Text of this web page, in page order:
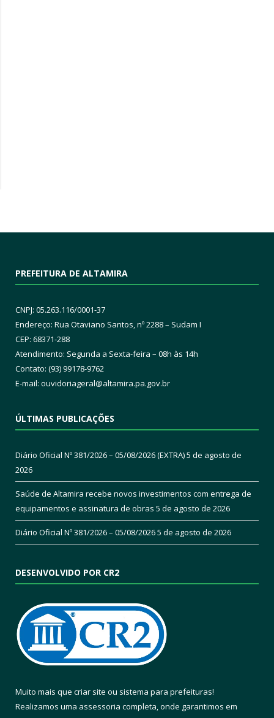
PREFEITURA DE ALTAMIRA
CNPJ: 05.263.116/0001-37
Endereço: Rua Otaviano Santos, nº 2288 – Sudam I
CEP: 68371-288
Atendimento: Segunda a Sexta-feira – 08h às 14h
Contato: (93) 99178-9762
E-mail: ouvidoriageral@altamira.pa.gov.br
ÚLTIMAS PUBLICAÇÕES
Diário Oficial Nº 381/2026 – 05/08/2026 (EXTRA)5 de agosto de
2026
Saúde de Altamira recebe novos investimentos com entrega de
equipamentos e assinatura de obras 5 de agosto de 2026
Diário Oficial Nº 381/2026 – 05/08/20265 de agosto de 2026
DESENVOLVIDO POR CR2
Muito mais que criar site ou sistema para prefeituras!
Realizamos uma assessoria completa, onde garantimos em